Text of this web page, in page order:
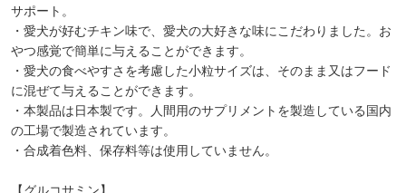
サポート。
・愛犬が好むチキン味で、愛犬の大好きな味にこだわりました。お
やつ感覚で簡単に与えることができます。
・愛犬の食べやすさを考慮した小粒サイズは、そのまま又はフード
に混ぜて与えることができます。
・本製品は日本製です。人間用のサプリメントを製造している国内
の工場で製造されています。
・合成着色料、保存料等は使用していません。